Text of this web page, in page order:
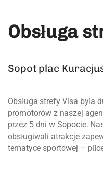
Obsługa
Sopot plac
Obsługa strefy Visa była
promotorów z naszej
przez 5 dni w Sopocie.
obsługiwali atrakcje
tematyce sportowej –